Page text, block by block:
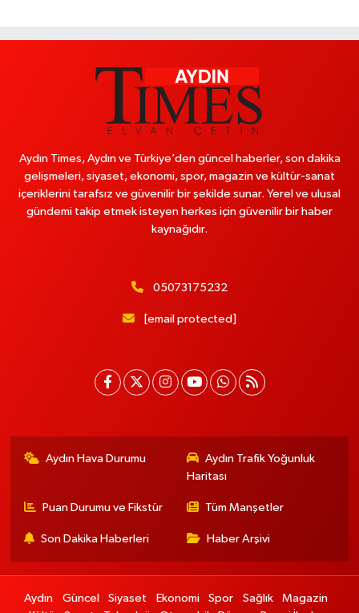
Aydın Times, Aydın ve Türkiye’den güncel haberler, son dakika
gelişmeleri, siyaset, ekonomi, spor, magazin ve kültür-sanat
içeriklerini tarafsız ve güvenilir bir şekilde sunar. Yerel ve ulusal
gündemi takip etmek isteyen herkes için güvenilir bir haber
kaynağıdır.
05073175232
[email protected]
Aydın Hava Durumu
Aydın Trafik Yoğunluk
Haritası
Puan Durumu ve Fikstür Tüm Manşetler
Son Dakika Haberleri Haber Arşivi
Aydın Güncel Siyaset Ekonomi Spor Sağlık
Magazin